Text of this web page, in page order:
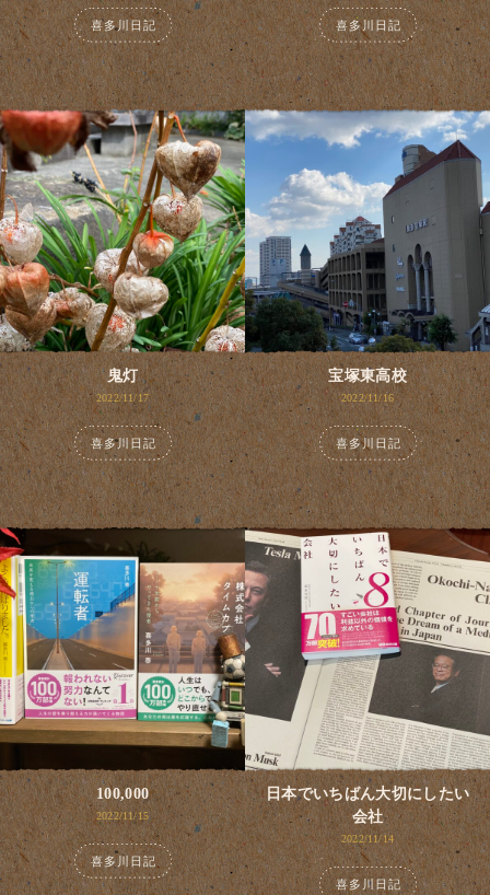
喜多川日記 喜多川日記
鬼灯
2022/11/17
喜多川日記
宝塚東高校
2022/11/16
喜多川日記
100,000
2022/11/15
喜多川日記
日本でいちばん大切にしたい
会社
2022/11/14
喜多川日記